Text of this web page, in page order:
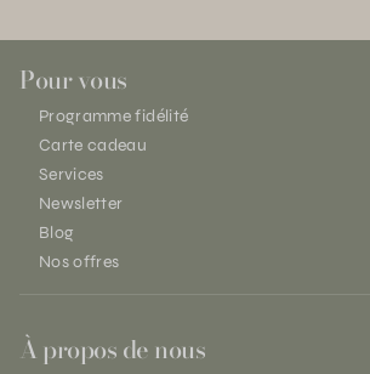
Pour vous
Programme fidélité
Carte cadeau
Services
Newsletter
Blog
Nos offres
À propos de nous